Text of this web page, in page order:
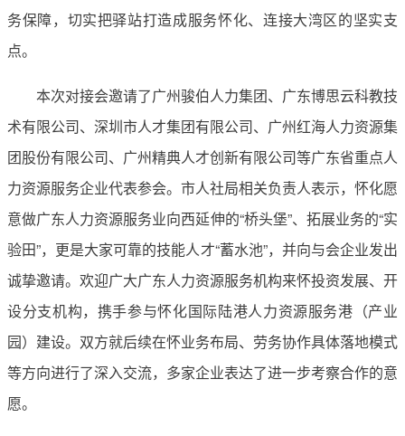
务保障，切实把驿站打造成服务怀化、连接大湾区的坚实支
点。
本次对接会邀请了广州骏伯人力集团、广东博思云科教技
术有限公司、深圳市人才集团有限公司、广州红海人力资源集
团股份有限公司、广州精典人才创新有限公司等广东省重点人
力资源服务企业代表参会。市人社局相关负责人表示，怀化愿
意做广东人力资源服务业向西延伸的“桥头堡”、拓展业务的“实
验田”，更是大家可靠的技能人才“蓄水池”，并向与会企业发出
诚挚邀请。欢迎广大广东人力资源服务机构来怀投资发展、开
设分支机构，携手参与怀化国际陆港人力资源服务港（产业
园）建设。双方就后续在怀业务布局、劳务协作具体落地模式
等方向进行了深入交流，多家企业表达了进一步考察合作的意
愿。